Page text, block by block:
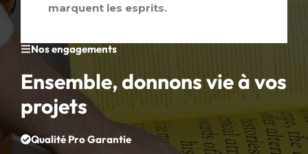
Nos engagements
Ensemble, donnons vie à vos
projets
Qualité Pro Garantie
marquent les esprits.